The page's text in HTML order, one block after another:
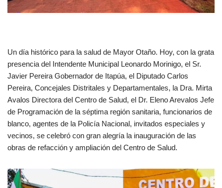
Un día histórico para la salud de Mayor Otaño. Hoy, con la grata
presencia del Intendente Municipal Leonardo Morinigo, el Sr.
Javier Pereira Gobernador de Itapúa, el Diputado Carlos
Pereira, Concejales Distritales y Departamentales, la Dra. Mirta
Avalos Directora del Centro de Salud, el Dr. Eleno Arevalos Jefe
de Programación de la séptima región sanitaria, funcionarios de
blanco, agentes de la Policía Nacional, invitados especiales y
vecinos, se celebró con gran alegría la inauguración de las
obras de refacción y ampliación del Centro de Salud.